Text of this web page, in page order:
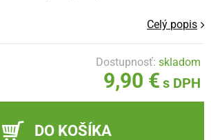
Celý popis
Dostupnosť:skladom
9,90 € s DPH
DO KOŠÍKA